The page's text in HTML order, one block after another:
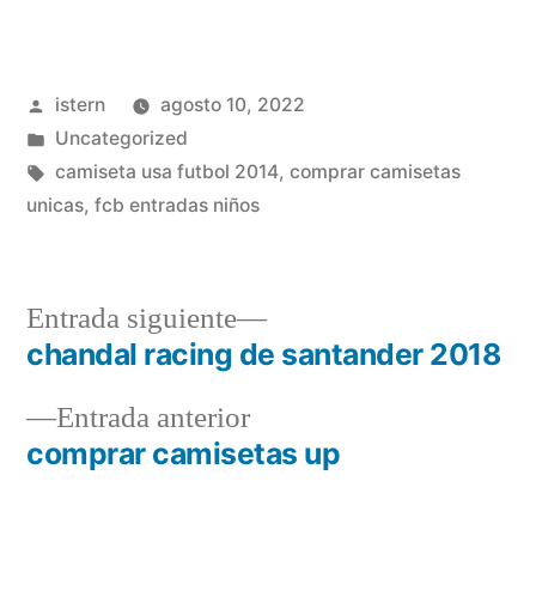
Publicado
por
istern
agosto 10, 2022
Publicado
en
Uncategorized
Etiquetas:
camiseta usa futbol 2014, comprar camisetas
unicas, fcb entradas niños
Navegación
de
entradas
Entrada anteriorEntrada
anterior:
comprar camisetas up
Entrada siguiente
Entrada
siguiente:
chandal racing de santander 2018